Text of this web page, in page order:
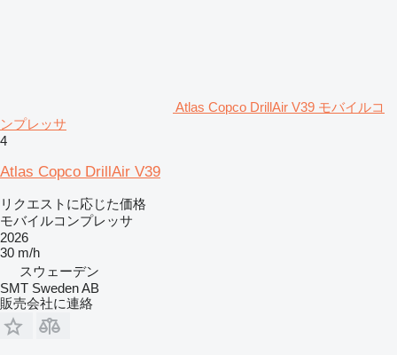
Atlas Copco DrillAir V39 モバイルコ
ンプレッサ
4
Atlas Copco DrillAir V39
リクエストに応じた価格
モバイルコンプレッサ
2026
30 m/h
スウェーデン
SMT Sweden AB
販売会社に連絡